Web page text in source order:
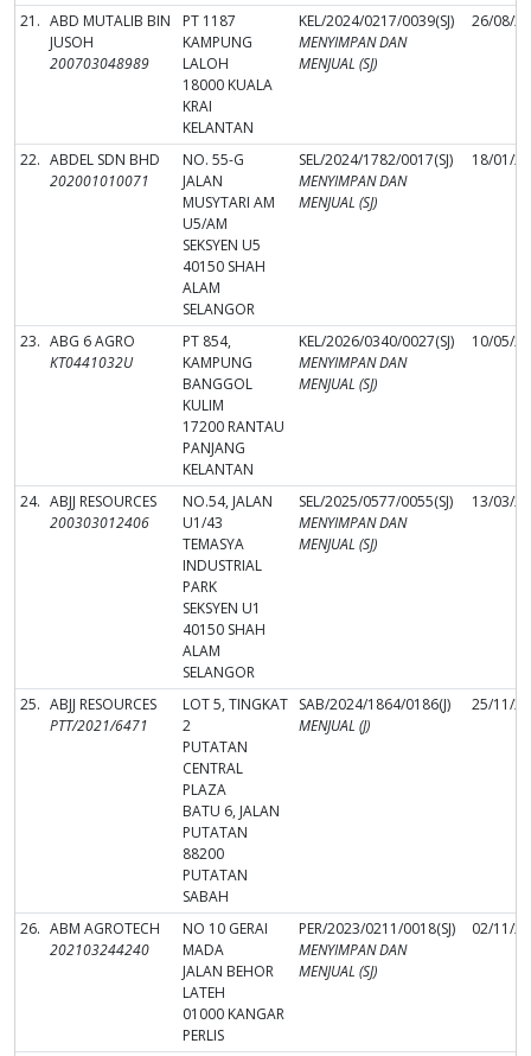
21. ABD MUTALIB BIN
JUSOH
200703048989
PT 1187
KAMPUNG
LALOH
18000 KUALA
KRAI
KELANTAN
KEL/2024/0217/0039(SJ)
MENYIMPAN DAN
MENJUAL (SJ)
26/08/
22. ABDEL SDN BHD
202001010071
NO. 55-G
JALAN
MUSYTARI AM
U5/AM
SEKSYEN U5
40150 SHAH
ALAM
SELANGOR
SEL/2024/1782/0017(SJ)
MENYIMPAN DAN
MENJUAL (SJ)
18/01/
23. ABG 6 AGRO
KT0441032U
PT 854,
KAMPUNG
BANGGOL
KULIM
17200 RANTAU
PANJANG
KELANTAN
KEL/2026/0340/0027(SJ)
MENYIMPAN DAN
MENJUAL (SJ)
10/05/
24. ABJJ RESOURCES
200303012406
NO.54, JALAN
U1/43
TEMASYA
INDUSTRIAL
PARK
SEKSYEN U1
40150 SHAH
ALAM
SELANGOR
SEL/2025/0577/0055(SJ)
MENYIMPAN DAN
MENJUAL (SJ)
13/03/
25. ABJJ RESOURCES
PTT/2021/6471
LOT 5, TINGKAT
2
PUTATAN
CENTRAL
PLAZA
BATU 6, JALAN
PUTATAN
88200
PUTATAN
SABAH
SAB/2024/1864/0186(J)
MENJUAL (J)
25/11/
26. ABM AGROTECH
202103244240
NO 10 GERAI
MADA
JALAN BEHOR
LATEH
01000 KANGAR
PERLIS
PER/2023/0211/0018(SJ)
MENYIMPAN DAN
MENJUAL (SJ)
02/11/